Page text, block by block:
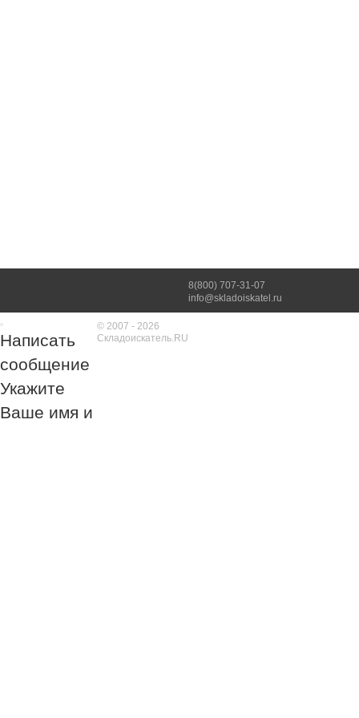
8(800) 707-31-07
info@skladoiskatel.ru
© 2007 - 2026
Складоискатель.RU
Написать
сообщение
Укажите
Ваше имя и